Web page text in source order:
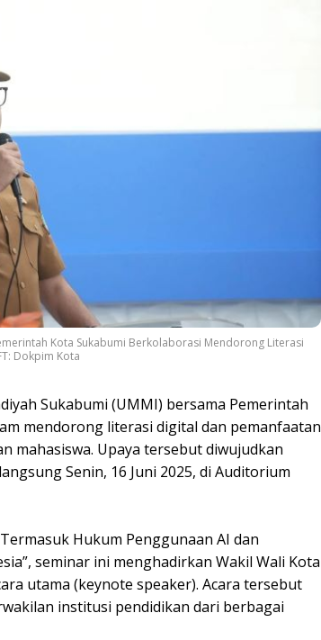
Kota Sukabumi Berkolaborasi Mendorong Literasi
Dokpim Kota
Sukabumi (UMMI) bersama Pemerintah
mendorong literasi digital dan pemanfaatan
mahasiswa. Upaya tersebut diwujudkan
Senin, 16 Juni 2025, di Auditorium
Hukum Penggunaan AI dan
seminar ini menghadirkan Wakil Wali Kota
utama (keynote speaker). Acara tersebut
institusi pendidikan dari berbagai